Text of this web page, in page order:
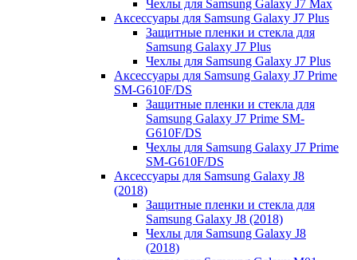
Чехлы для Samsung Galaxy J7 Max
Аксессуары для Samsung Galaxy J7 Plus
Защитные пленки и стекла для
Samsung Galaxy J7 Plus
Чехлы для Samsung Galaxy J7 Plus
Аксессуары для Samsung Galaxy J7 Prime
SM-G610F/DS
Защитные пленки и стекла для
Samsung Galaxy J7 Prime SM-
G610F/DS
Чехлы для Samsung Galaxy J7 Prime
SM-G610F/DS
Аксессуары для Samsung Galaxy J8
(2018)
Защитные пленки и стекла для
Samsung Galaxy J8 (2018)
Чехлы для Samsung Galaxy J8
(2018)